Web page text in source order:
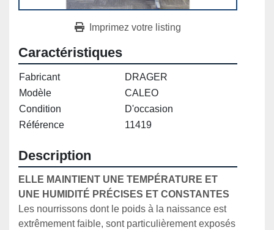
Imprimez votre listing
Caractéristiques
Fabricant
DRAGER
Modèle
CALEO
Condition
D'occasion
Référence
11419
Description
ELLE MAINTIENT UNE TEMPÉRATURE ET
UNE HUMIDITÉ PRÉCISES ET CONSTANTES
Les nourrissons dont le poids à la naissance est
extrêmement faible, sont particulièrement exposés